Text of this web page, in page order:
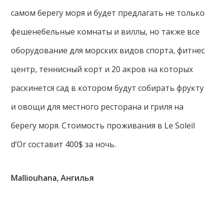
самом берегу моря и будет предлагать не только
фешенебельные комнаты и виллы, но также все
оборудование для морских видов спорта, фитнес
центр, теннисный корт и 20 акров на которых
раскинется сад в котором будут собирать фрукту
и овощи для местного ресторана и гриля на
берегу моря. Стоимость проживания в Le Soleil
d’Or составит 400$ за ночь.
Malliouhana, Ангилья